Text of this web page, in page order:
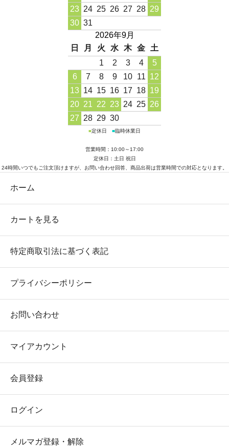
23 24 25 26 27 28 29
30 31
2026年9月
日
月 火 水 木 金
土
1
2 3 4
5
6
7 8 9 10 11 12
13 14 15 16 17 18 19
20 21 22 23 24 25 26
27 28 29 30
■定休日 ■臨時休業日
営業時間：10:00～17:00
定休日：土日 祝日
24時間いつでもご注文頂けますが、お問い合わせ回答、商品出荷は営業時間での対応となります。
ホーム
カートを見る
特定商取引法に基づく表記
プライバシーポリシー
お問い合わせ
マイアカウント
会員登録
ログイン
メルマガ登録・解除